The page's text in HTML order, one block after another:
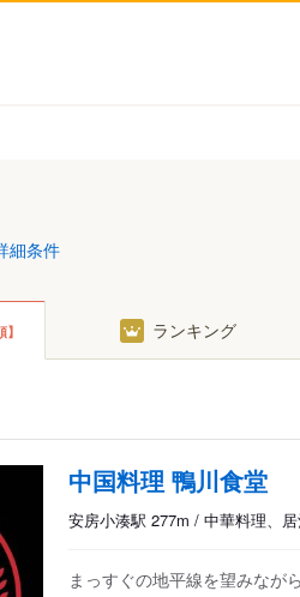
見西真門
見東真門
見吉浦
太田学
細条件
ランキング
中国料理 鴨川食堂
安房小湊駅 277m / 中華料理、
まっすぐの地平線を望みなが